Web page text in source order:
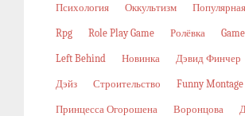
Психология Оккультизм
Rpg Role Play Game Ролёвка Game
Left Behind Новинка Дэвид Финчер
Дэйз Строительство Funny Montage
Принцесса Огорошена Воронцова